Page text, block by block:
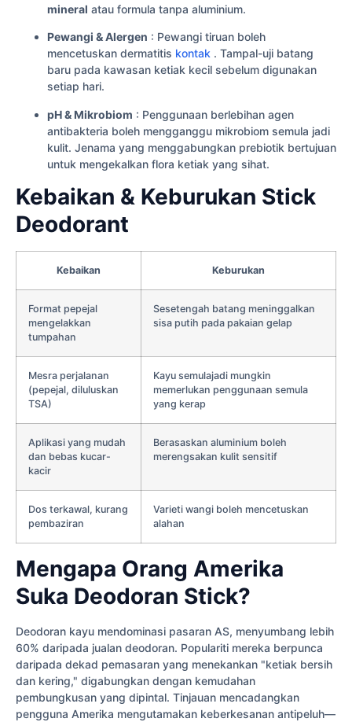
mineral atau formula tanpa aluminium.
Pewangi & Alergen : Pewangi tiruan boleh
mencetuskan dermatitis kontak . Tampal-uji batang
baru pada kawasan ketiak kecil sebelum digunakan
setiap hari.
pH & Mikrobiom : Penggunaan berlebihan agen
antibakteria boleh mengganggu mikrobiom semula jadi
kulit. Jenama yang menggabungkan prebiotik bertujuan
untuk mengekalkan flora ketiak yang sihat.
Kebaikan & Keburukan Stick
Deodorant
Kebaikan Keburukan
Format pepejal
mengelakkan
tumpahan
Sesetengah batang meninggalkan
sisa putih pada pakaian gelap
Mesra perjalanan
(pepejal, diluluskan
TSA)
Kayu semulajadi mungkin
memerlukan penggunaan semula
yang kerap
Aplikasi yang mudah
dan bebas kucar-
kacir
Berasaskan aluminium boleh
merengsakan kulit sensitif
Dos terkawal, kurang
pembaziran
Varieti wangi boleh mencetuskan
alahan
Mengapa Orang Amerika
Suka Deodoran Stick?
Deodoran kayu mendominasi pasaran AS, menyumbang lebih
60% daripada jualan deodoran. Populariti mereka berpunca
daripada dekad pemasaran yang menekankan "ketiak bersih
dan kering," digabungkan dengan kemudahan
pembungkusan yang dipintal. Tinjauan mencadangkan
pengguna Amerika mengutamakan keberkesanan antipeluh—